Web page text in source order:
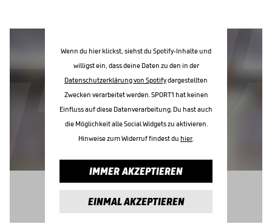
Wenn du hier klickst, siehst du Spotify-Inhalte und
willigst ein, dass deine Daten zu den in der
Datenschutzerklärung von Spotifydargestellten
Zwecken verarbeitet werden. SPORT1 hat keinen
Einfluss auf diese Datenverarbeitung. Du hast auch
die Möglichkeit alle Social Widgets zu aktivieren.
Hinweise zum Widerruf findest du hier.
IMMER AKZEPTIEREN
EINMAL AKZEPTIEREN